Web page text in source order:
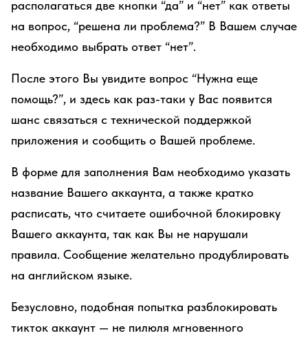
располагаться две кнопки “да” и “нет” как ответы
на вопрос, “решена ли проблема?” В Вашем случае
необходимо выбрать ответ “нет”.
После этого Вы увидите вопрос “Нужна еще
помощь?”, и здесь как раз-таки у Вас появится
шанс связаться с технической поддержкой
приложения и сообщить о Вашей проблеме.
В форме для заполнения Вам необходимо указать
название Вашего аккаунта, а также кратко
расписать, что считаете ошибочной блокировку
Вашего аккаунта, так как Вы не нарушали
правила. Сообщение желательно продублировать
на английском языке.
Безусловно, подобная попытка разблокировать
тикток аккаунт — не пилюля мгновенного